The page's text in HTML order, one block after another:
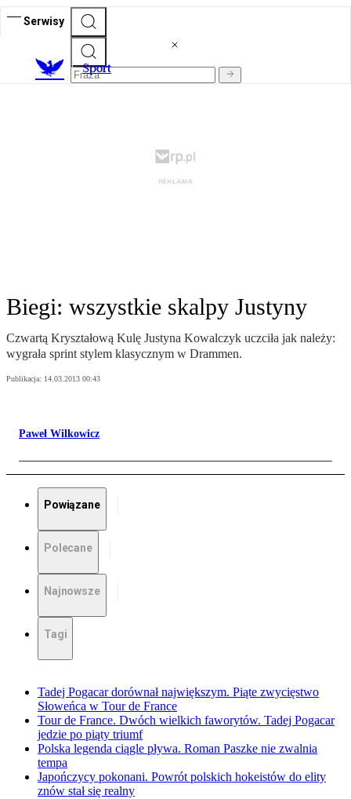
Serwisy
Sport
Biegi: wszystkie skalpy Justyny
Czwartą Kryształową Kulę Justyna Kowalczyk uczciła jak należy:
wygrała sprint stylem klasycznym w Drammen.
Publikacja: 14.03.2013 00:43
Paweł Wilkowicz
Powiązane
Polecane
Najnowsze
Tagi
Tadej Pogacar dorównał największym. Piąte zwycięstwo
Słoweńca w Tour de France
Tour de France. Dwóch wielkich faworytów. Tadej Pogacar
jedzie po piąty triumf
Polska legenda ciągle pływa. Roman Paszke nie zwalnia
tempa
Japończycy pokonani. Powrót polskich hokeistów do elity
znów stał się realny